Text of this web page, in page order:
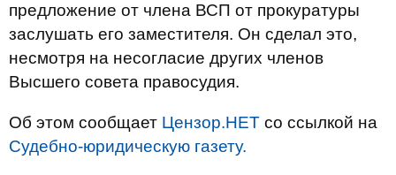
предложение от члена ВСП от прокуратуры
заслушать его заместителя. Он сделал это,
несмотря на несогласие других членов
Высшего совета правосудия.
Об этом сообщает Цензор.НЕТ со ссылкой на
Судебно-юридическую газету.